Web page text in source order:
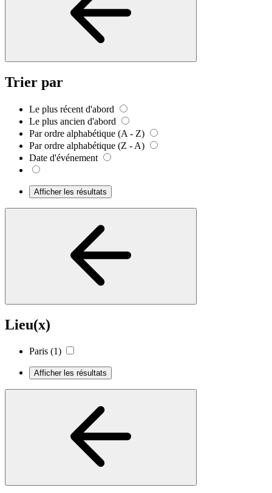
Trier par
Le plus récent d'abord
Le plus ancien d'abord
Par ordre alphabétique (A - Z)
Par ordre alphabétique (Z - A)
Date d'événement
Afficher les résultats
Lieu(x)
Paris (1)
Afficher les résultats